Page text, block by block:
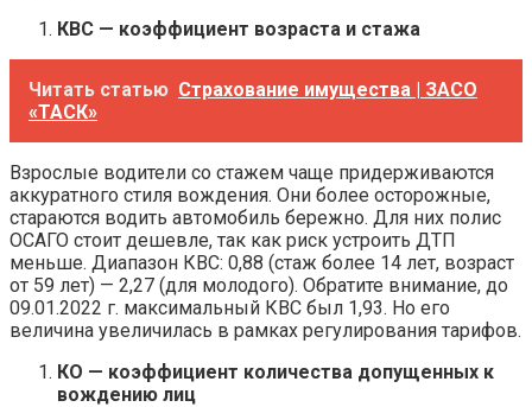
КВС — коэффициент возраста и стажа
Читать статью Страхование имущества | ЗАСО
«ТАСК»
Взрослые водители со стажем чаще придерживаются
аккуратного стиля вождения. Они более осторожные,
стараются водить автомобиль бережно. Для них полис
ОСАГО стоит дешевле, так как риск устроить ДТП
меньше. Диапазон КВС: 0,88 (стаж более 14 лет, возраст
от 59 лет) — 2,27 (для молодого). Обратите внимание, до
09.01.2022 г. максимальный КВС был 1,93. Но его
величина увеличилась в рамках регулирования тарифов.
КО — коэффициент количества допущенных к
вождению лиц